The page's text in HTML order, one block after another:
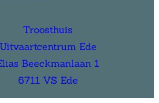
Troosthuis
Uitvaartcentrum Ede
Beeckmanlaan 1
6711 VS Ede